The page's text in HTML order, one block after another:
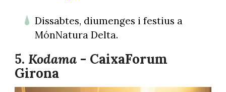
Dissabtes, diumenges i festius a
MónNatura Delta.
5. Kodama- CaixaForum
Girona